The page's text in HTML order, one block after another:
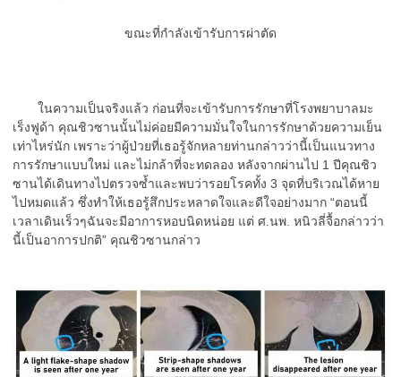
ขณะที่กำลังเข้ารับการผ่าตัด
ในความเป็นจริงแล้ว ก่อนที่จะเข้ารับการรักษาที่โรงพยาบาลมะ
เร็งฟูด้า คุณชิวซานนั้นไม่ค่อยมีความมั่นใจในการรักษาด้วยความเย็น
เท่าไหร่นัก เพราะว่าผู้ป่วยที่เธอรู้จักหลายท่านกล่าวว่านี้เป็นแนวทาง
การรักษาแบบใหม่ และไม่กล้าที่จะทดลอง หลังจากผ่านไป 1 ปีคุณชิว
ซานได้เดินทางไปตรวจซ้ำและพบว่ารอยโรคทั้ง 3 จุดที่บริเวณได้หาย
ไปหมดแล้ว ซึ่งทำให้เธอรู้สึกประหลาดใจและดีใจอย่างมาก “ตอนนี้
เวลาเดินเร็วๆฉันจะมีอาการหอบนิดหน่อย แต่ ศ.นพ. หนิวลี่จื้อกล่าวว่า
นี้เป็นอาการปกติ” คุณชิวซานกล่าว